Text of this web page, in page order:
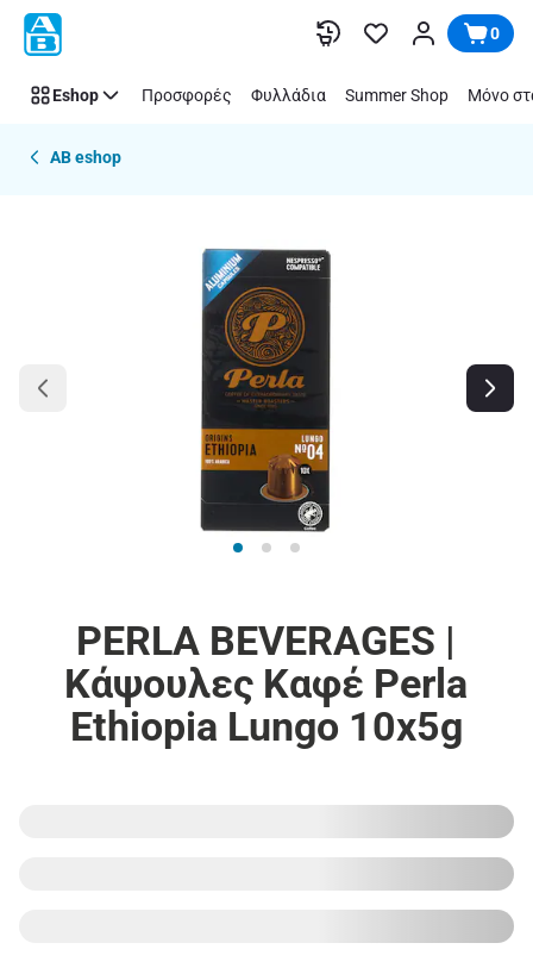
Παράλειψη 0
Eshop Προσφορές Φυλλάδια Summer Shop Μόνο
AB eshop
PERLA BEVERAGES |
Κάψουλες Καφέ Perla
Ethiopia Lungo 10x5g